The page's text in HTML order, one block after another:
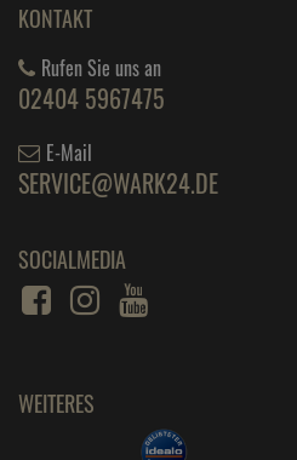
KONTAKT
Rufen Sie uns an
02404 5967475
E-Mail
SERVICE@WARK24.DE
SOCIALMEDIA
WEITERES